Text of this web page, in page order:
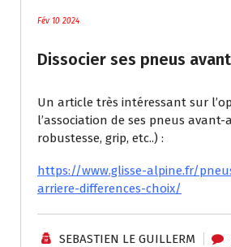
Fév 10 2024
Dissocier ses pneus
Un article très intéressant sur
l’association de ses pneus
robustesse, grip, etc..) :
https://www.glisse-alpine.fr/
arriere-differences-choix/
SEBASTIEN LE GUILLERM